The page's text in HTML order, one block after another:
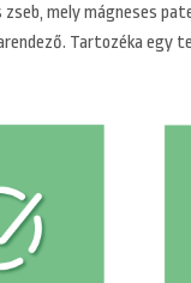
zseb, mely mágneses
Tartozéka egy